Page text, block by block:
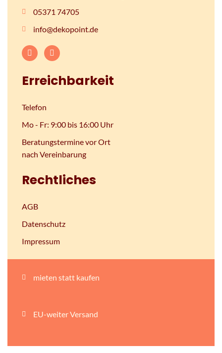
05371 74705
info@dekopoint.de
Erreichbarkeit
Telefon
Mo - Fr: 9:00 bis 16:00 Uhr
Beratungstermine vor Ort
nach Vereinbarung
Rechtliches
AGB
Datenschutz
Impressum
mieten statt kaufen
EU-weiter Versand